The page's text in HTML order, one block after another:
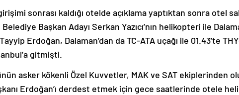
sonrası kaldığı otelde açıklama yaptıktan sonra otel
Başkan Adayı Serkan Yazıcı’nın helikopteri ile
Erdoğan, Dalaman’dan da TC-ATA uçağı ile 01.43’te
gitmişti.
asker kökenli Özel Kuvvetler, MAK ve SAT ekiplerinden
Erdoğan’ı derdest etmek için gece saatlerinde otele